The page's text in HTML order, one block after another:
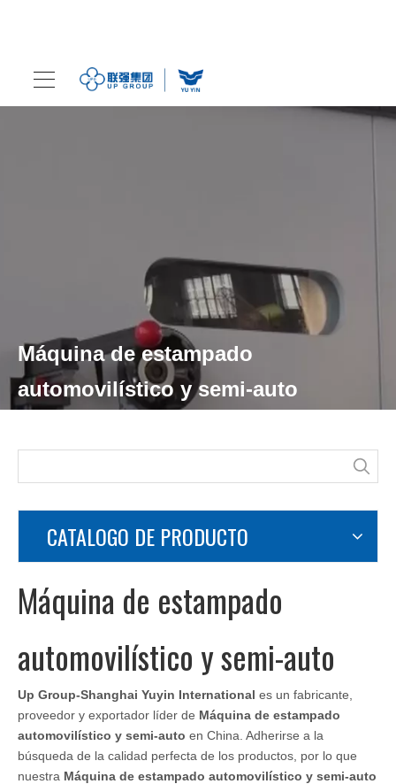
Máquina de estampado
automovilístico y semi-auto
CATALOGO DE PRODUCTO
Máquina de estampado
automovilístico y semi-auto
Up Group-Shanghai Yuyin International es un fabricante,
proveedor y exportador líder de Máquina de estampado
automovilístico y semi-auto en China. Adherirse a la
búsqueda de la calidad perfecta de los productos, por lo que
nuestra Máquina de estampado automovilístico y semi-auto